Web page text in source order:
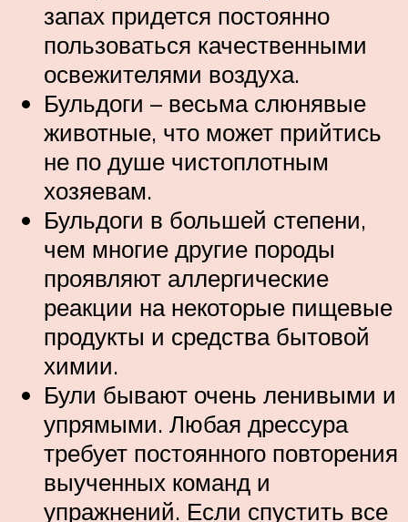
запах придется постоянно
пользоваться качественными
освежителями воздуха.
Бульдоги – весьма слюнявые
животные, что может прийтись
не по душе чистоплотным
хозяевам.
Бульдоги в большей степени,
чем многие другие породы
проявляют аллергические
реакции на некоторые пищевые
продукты и средства бытовой
химии.
Були бывают очень ленивыми и
упрямыми. Любая дрессура
требует постоянного повторения
выученных команд и
упражнений. Если спустить все